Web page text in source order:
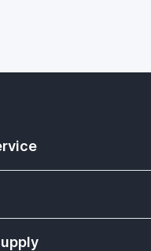
bezorging
bandjes kennisbank